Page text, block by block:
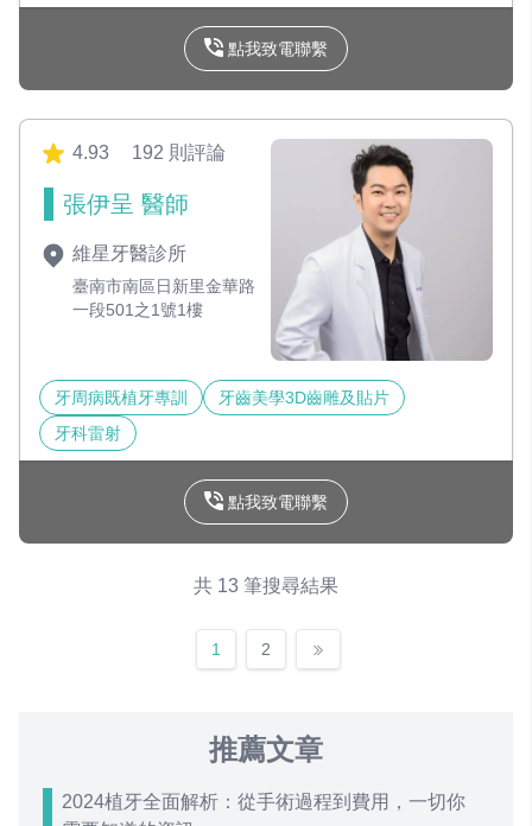
點我致電聯繫
4.93 192 則評論
張伊呈 醫師
維星牙醫診所
臺南市南區日新里金華路
一段501之1號1樓
牙周病既植牙專訓
牙齒美學3D齒雕及貼片
牙科雷射
點我致電聯繫
共 13 筆搜尋結果
1 2
推薦文章
2024植牙全面解析：從手術過程到費用，一切你